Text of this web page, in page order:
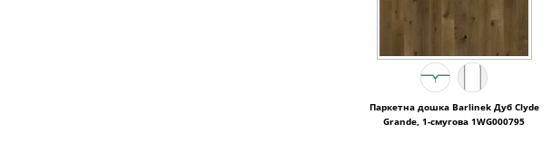
Паркетна дошка Barlinek Дуб Clyde
Grande, 1-смугова 1WG000795